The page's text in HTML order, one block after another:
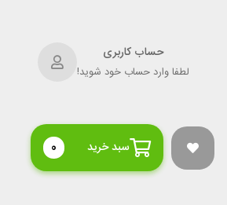
حساب کاربری
لطفا وارد حساب خود شوید!
سبد خرید 0